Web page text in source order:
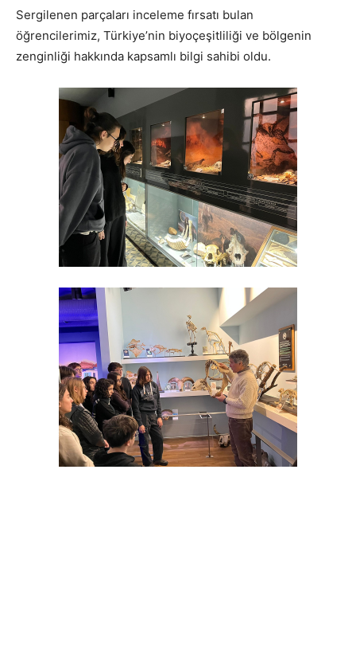
Sergilenen parçaları inceleme fırsatı bulan
öğrencilerimiz, Türkiye’nin biyoçeşitliliği ve bölgenin
zenginliği hakkında kapsamlı bilgi sahibi oldu.